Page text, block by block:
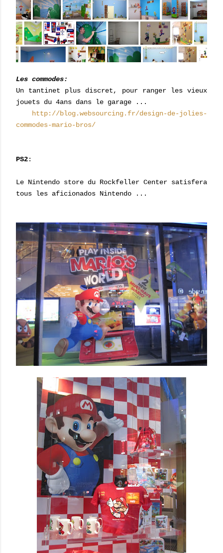
Les commodes:
Un tantinet plus discret, pour ranger les vieux
jouets du 4ans dans le garage ...
http://blog.websourcing.fr/design-de-jolies-
commodes-mario-bros/
PS2:
Le Nintendo store du Rockfeller Center satisfera
tous les aficionados Nintendo ...